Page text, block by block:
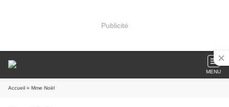
Publicité
MENU
Accueil » Mme Noël